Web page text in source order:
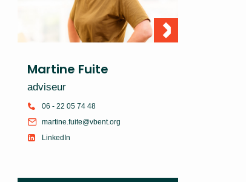
Martine Fuite
adviseur
06 - 22 05 74 48
martine.fuite@vbent.org
LinkedIn